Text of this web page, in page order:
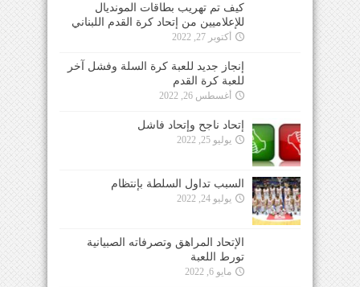
كيف تم تهريب بطاقات المونديال
للإعلاميين من إتحاد كرة القدم اللبناني
أكتوبر 27, 2022
إنجاز جديد للعبة كرة السلة وفشل آخر
للعبة كرة القدم
أغسطس 26, 2022
إتحاد ناجح وإتحاد فاشل
يوليو 25, 2022
السبب تداول السلطة بإنتظام
يوليو 24, 2022
الإتحاد المراهق وتصرفاته الصبيانية
تورط اللعبة
مايو 6, 2022